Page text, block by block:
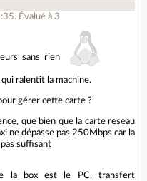
. Évalué à 3.
sans rien
ralentit la machine.
gérer cette carte ?
que bien que la carte reseau
ne dépasse pas 250Mbps car la
suffisant
la box est le PC, transfert